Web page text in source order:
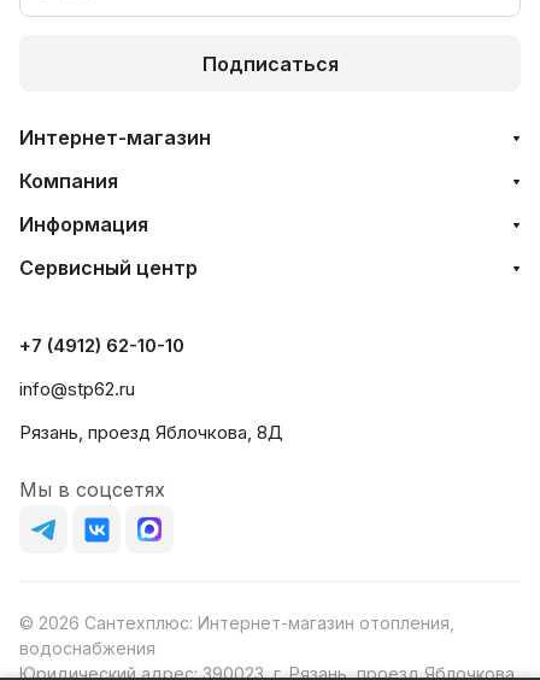
Подписаться
Интернет-магазин
Компания
Информация
Сервисный центр
+7 (4912) 62-10-10
info@stp62.ru
Рязань, проезд Яблочкова, 8Д
Мы в соцсетях
© 2026 Сантехплюс: Интернет-магазин отопления,
водоснабжения
Юридический адрес: 390023, г. Рязань, проезд Яблочкова,